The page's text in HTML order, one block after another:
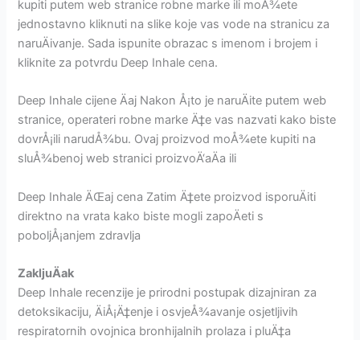
kupiti putem web stranice robne marke ili moÅ¾ete
jednostavno kliknuti na slike koje vas vode na stranicu za
naruÄivanje. Sada ispunite obrazac s imenom i brojem i
kliknite za potvrdu Deep Inhale cena.
Deep Inhale cijene Äaj Nakon Å¡to je naruÄite putem web
stranice, operateri robne marke Ä‡e vas nazvati kako biste
dovrÅ¡ili narudÅ¾bu. Ovaj proizvod moÅ¾ete kupiti na
sluÅ¾benoj web stranici proizvoÄ‘aÄa ili
Deep Inhale ÄŒaj cena Zatim Ä‡ete proizvod isporuÄiti
direktno na vrata kako biste mogli zapoÄeti s
poboljÅ¡anjem zdravlja
ZakljuÄak
Deep Inhale recenzije je prirodni postupak dizajniran za
detoksikaciju, ÄiÅ¡Ä‡enje i osvjeÅ¾avanje osjetljivih
respiratornih ovojnica bronhijalnih prolaza i pluÄ‡a